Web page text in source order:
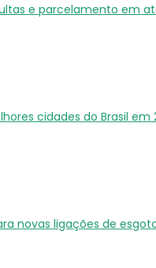
e parcelamento em
cidades do Brasil em
novas ligações de